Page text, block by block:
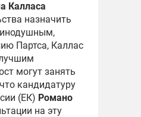
Калласа
назначить
Партса, Каллас
могут занять
кандидатуру
(ЕК) Романо
на эту